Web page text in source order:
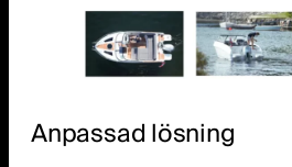
Anpassad lösning